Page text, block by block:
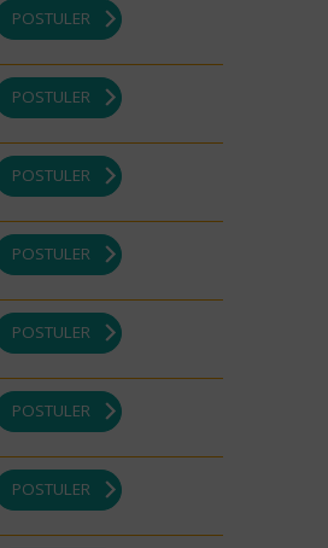
POSTULER
POSTULER
POSTULER
POSTULER
POSTULER
POSTULER
POSTULER